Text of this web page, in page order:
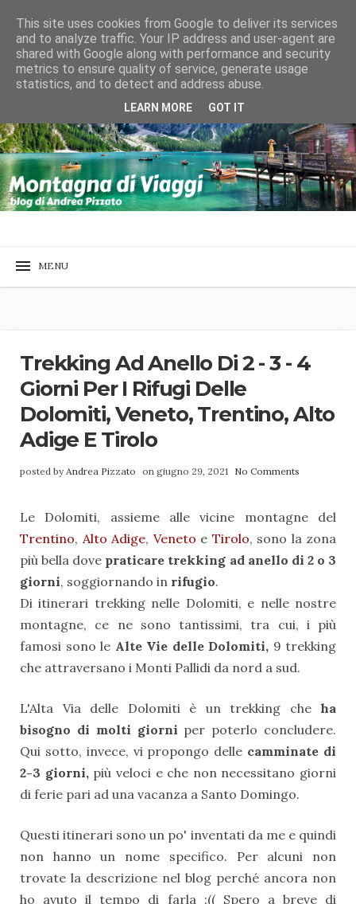
Trekking Ad Anello Di 2 - 3 - 4
Giorni Per I Rifugi Delle
Dolomiti, Veneto, Trentino, Alto
Adige E Tirolo
posted by Andrea Pizzato on giugno 29, 2021 No Comments
Le Dolomiti, assieme alle vicine montagne del
Trentino, Alto Adige, Veneto e Tirolo, sono la zona
più bella dove praticare trekking ad anello di 2 o 3
giorni, soggiornando in rifugio.
Di itinerari trekking nelle Dolomiti, e nelle nostre
montagne, ce ne sono tantissimi, tra cui, i più
famosi sono le Alte Vie delle Dolomiti, 9 trekking
che attraversano i Monti Pallidi da nord a sud.
L'Alta Via delle Dolomiti è un trekking cheha
bisogno di molti giorni per poterlo concludere.
Qui sotto, invece, vi propongo delle camminate di
2-3 giorni,più veloci e che non necessitano giorni
di ferie pari ad una vacanza a Santo Domingo.
Questi itinerari sono un po' inventati da me e quindi
non hanno un nome specifico. Per alcuni non
trovate la descrizione nel blog perché ancora non
ho avuto il tempo di farla :(( Spero a breve di
This site uses cookies from Google to deliver its services
and to analyze traffic. Your IP address and user-agent are
shared with Google along with performance and security
metrics to ensure quality of service, generate usage
statistics, and to detect and address abuse.
LEARN MORE GOT IT